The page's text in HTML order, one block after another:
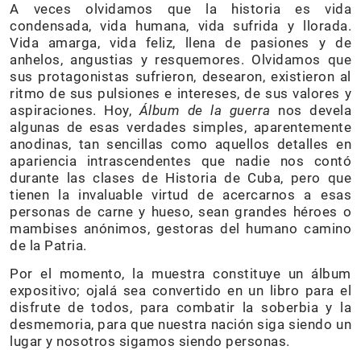
A veces olvidamos que la historia es vida
condensada, vida humana, vida sufrida y llorada.
Vida amarga, vida feliz, llena de pasiones y de
anhelos, angustias y resquemores. Olvidamos que
sus protagonistas sufrieron, desearon, existieron al
ritmo de sus pulsiones e intereses, de sus valores y
aspiraciones. Hoy,Álbum de la guerra nos devela
algunas de esas verdades simples, aparentemente
anodinas, tan sencillas como aquellos detalles en
apariencia intrascendentes que nadie nos contó
durante las clases de Historia de Cuba, pero que
tienen la invaluable virtud de acercarnos a esas
personas de carne y hueso, sean grandes héroes o
mambises anónimos, gestoras del humano camino
de la Patria.
Por el momento, la muestra constituye un álbum
expositivo; ojalá sea convertido en un libro para el
disfrute de todos, para combatir la soberbia y la
desmemoria, para que nuestra nación siga siendo un
lugar y nosotros sigamos siendo personas.